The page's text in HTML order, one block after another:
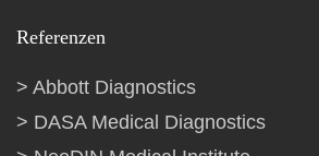
Referenzen
Abbott Diagnostics
DASA Medical Diagnostics